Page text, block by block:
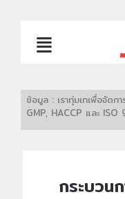
ข้อมูล : เราทุ่มเทเพื่อจัดก
GMP, HACCP และ
กระบว